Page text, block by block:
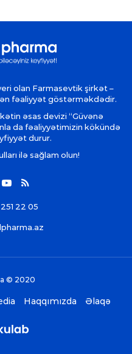
olan Farmasevtik şirkət –
fəaliyyət göstərməkdədir.
əsas devizi “Güvənə
da fəaliyyətimizin kökündə
durur.
ilə sağlam olun!
22 05
© 2020
Haqqımızda Əlaqə